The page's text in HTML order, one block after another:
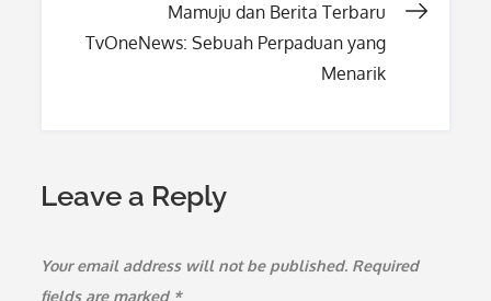
Mamuju dan Berita Terbaru
TvOneNews: Sebuah Perpaduan yang
Menarik
Leave a Reply
Your email address will not be published. Required
fields are marked *